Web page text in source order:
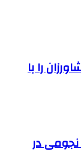
را با
نجومی در